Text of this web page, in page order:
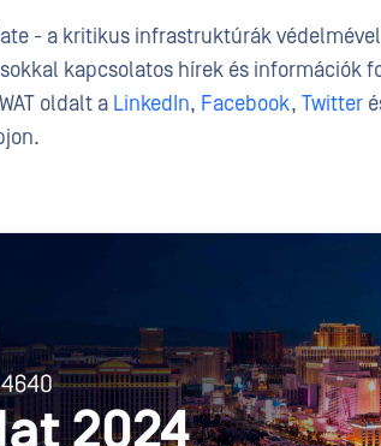
- a kritikus infrastruktúrák védelmével
kapcsolatos hírek és információk
oldalt a LinkedIn, Facebook, Twitter